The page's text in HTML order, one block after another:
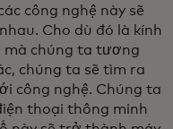
công nghệ này sẽ
Cho dù đó là kính
mà chúng ta tương
chúng ta sẽ tìm ra
công nghệ. Chúng ta
thoại thông minh